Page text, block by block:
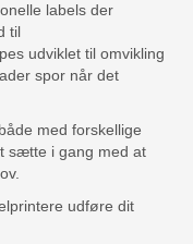
labels der
til
udviklet til omvikling
spor når det
med forskellige
sætte i gang med at
udføre dit